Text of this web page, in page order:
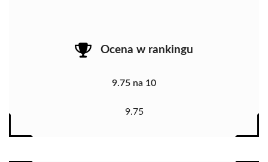
Ocena w rankingu
9.75 na 10
9.75